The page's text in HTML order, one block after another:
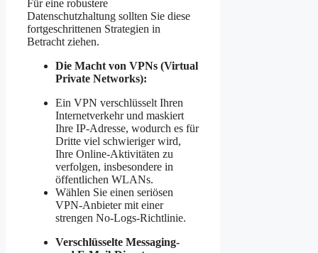
Für eine robustere
Datenschutzhaltung sollten Sie diese
fortgeschrittenen Strategien in
Betracht ziehen.
Die Macht von VPNs (Virtual
Private Networks):
Ein VPN verschlüsselt Ihren
Internetverkehr und maskiert
Ihre IP-Adresse, wodurch es für
Dritte viel schwieriger wird,
Ihre Online-Aktivitäten zu
verfolgen, insbesondere in
öffentlichen WLANs.
Wählen Sie einen seriösen
VPN-Anbieter mit einer
strengen No-Logs-Richtlinie.
Verschlüsselte Messaging-